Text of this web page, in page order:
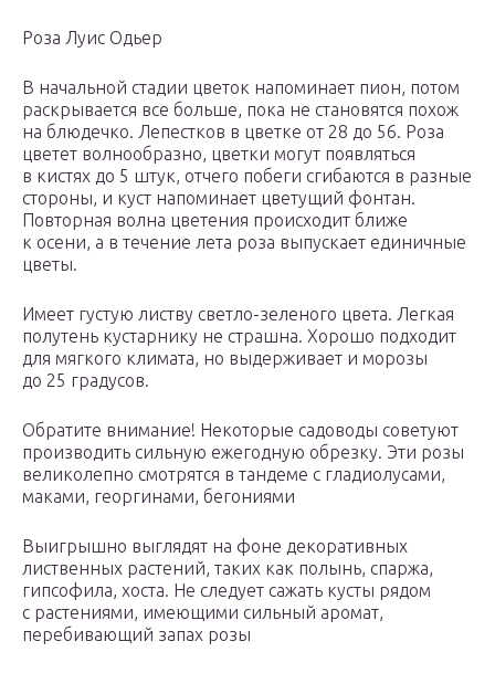
Роза Луис Одьер
В начальной стадии цветок напоминает пион, потом
раскрывается все больше, пока не становятся похож
на блюдечко. Лепестков в цветке от 28 до 56. Роза
цветет волнообразно, цветки могут появляться
в кистях до 5 штук, отчего побеги сгибаются в разные
стороны, и куст напоминает цветущий фонтан.
Повторная волна цветения происходит ближе
к осени, а в течение лета роза выпускает единичные
цветы.
Имеет густую листву светло-зеленого цвета. Легкая
полутень кустарнику не страшна. Хорошо подходит
для мягкого климата, но выдерживает и морозы
до 25 градусов.
Обратите внимание! Некоторые садоводы советуют
производить сильную ежегодную обрезку. Эти розы
великолепно смотрятся в тандеме с гладиолусами,
маками, георгинами, бегониями
Выигрышно выглядят на фоне декоративных
лиственных растений, таких как полынь, спаржа,
гипсофила, хоста. Не следует сажать кусты рядом
с растениями, имеющими сильный аромат,
перебивающий запах розы